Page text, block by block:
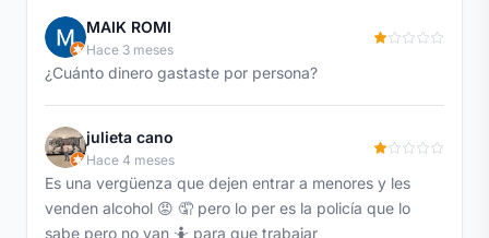
MAIK ROMI
Hace 3 meses
¿Cuánto dinero gastaste por persona?
julieta cano
Hace 4 meses
Es una vergüenza que dejen entrar a menores y les
venden alcohol 😡 🤦 pero lo per es la policía que lo
sabe pero no van 🤷 para que trabajar